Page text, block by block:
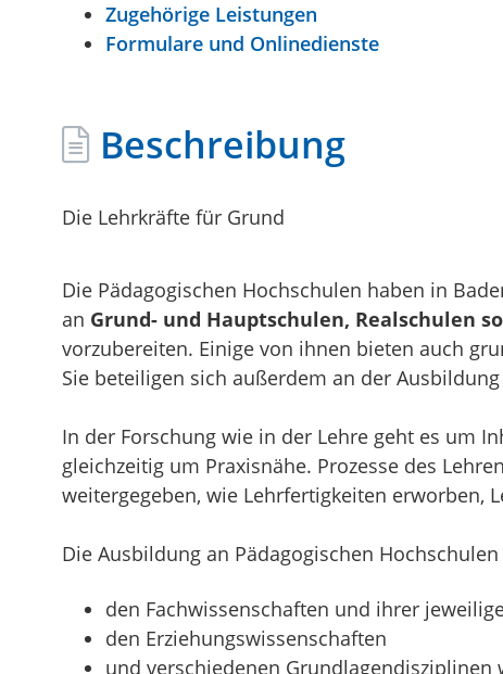
Zugehörige Leistungen
Formulare und Onlinedienste
Beschreibung
Die Lehrkräfte für Grund
Die Pädagogischen Hochschulen haben in
an Grund- und Hauptschulen, Realschulen
vorzubereiten. Einige von ihnen bieten auch
Sie beteiligen sich außerdem an der
In der Forschung wie in der Lehre geht es um
gleichzeitig um Praxisnähe. Prozesse des
weitergegeben, wie Lehrfertigkeiten erworben,
Die Ausbildung an Pädagogischen
den Fachwissenschaften und ihrer
den Erziehungswissenschaften
und verschiedenen